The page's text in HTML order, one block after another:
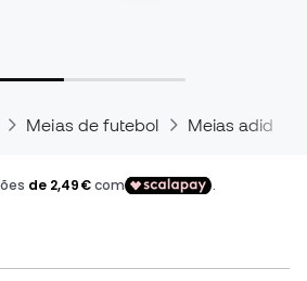
Meias de futebol Meias adidas